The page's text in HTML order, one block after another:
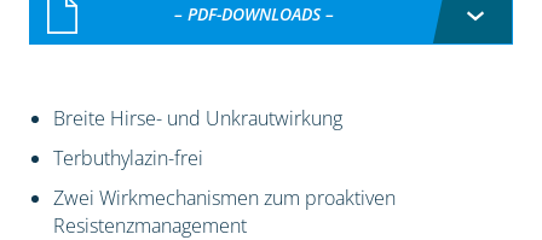
– PDF-DOWNLOADS –
Breite Hirse- und Unkrautwirkung
Terbuthylazin-frei
Zwei Wirkmechanismen zum proaktiven
Resistenzmanagement